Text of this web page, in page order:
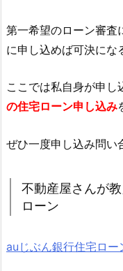
第一希望のローン審査
に申し込めば可決にな
ここでは私自身が申し
の住宅ローン申し込み
ぜひ一度申し込み問い
不動産屋さんが
ローン
auじぶん銀行住宅ロー